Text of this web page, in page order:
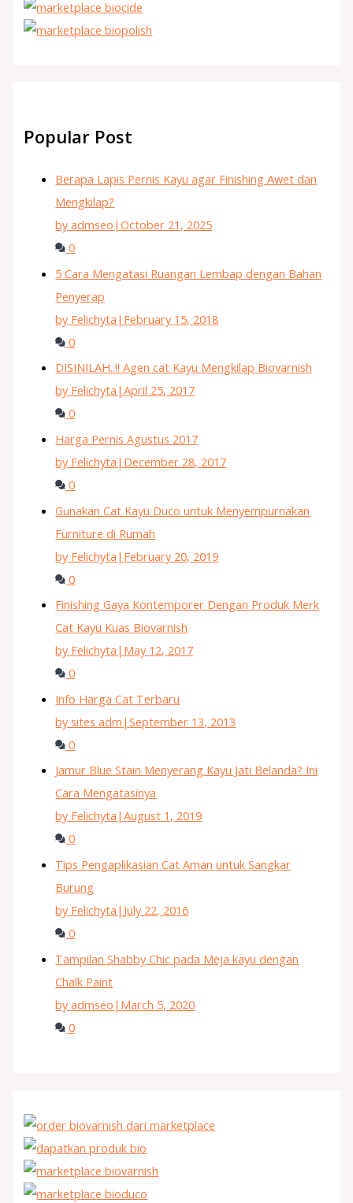
Popular Post
Berapa Lapis Pernis Kayu agar Finishing Awet dan
Mengkilap?
by admseo |October 21, 2025
0
5 Cara Mengatasi Ruangan Lembap dengan Bahan
Penyerap
by Felichyta | February 15, 2018
0
DISINILAH..!! Agen cat Kayu Mengkilap Biovarnish
by Felichyta |April 25, 2017
0
Harga Pernis Agustus 2017
by Felichyta | December 28, 2017
0
Gunakan Cat Kayu Duco untuk Menyempurnakan
Furniture di Rumah
by Felichyta | February 20, 2019
0
Finishing Gaya Kontemporer Dengan Produk Merk
Cat Kayu Kuas Biovarnish
by Felichyta | May 12, 2017
0
Info Harga Cat Terbaru
by sites adm |September 13, 2013
0
Jamur Blue Stain Menyerang Kayu Jati Belanda? Ini
Cara Mengatasinya
by Felichyta |August 1, 2019
0
Tips Pengaplikasian Cat Aman untuk Sangkar
Burung
by Felichyta | July 22, 2016
0
Tampilan Shabby Chic pada Meja kayu dengan
Chalk Paint
by admseo | March 5, 2020
0